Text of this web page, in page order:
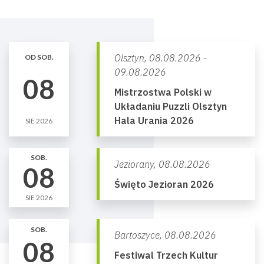
OD SOB.
08
SIE 2026
Olsztyn, 08.08.2026 -
09.08.2026
Mistrzostwa Polski w
Układaniu Puzzli Olsztyn
Hala Urania 2026
SOB.
08
SIE 2026
Jeziorany, 08.08.2026
Święto Jezioran 2026
SOB.
08
Bartoszyce, 08.08.2026
Festiwal Trzech Kultur